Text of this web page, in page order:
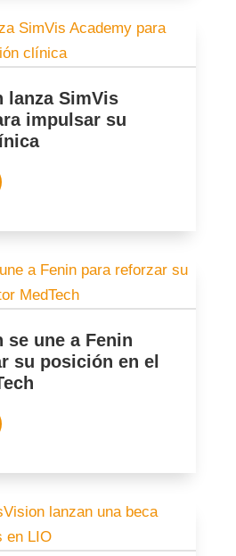
lanza SimVis
impulsar su
se une a Fenin
su posición en el